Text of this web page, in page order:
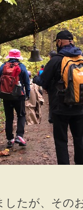
したが、その